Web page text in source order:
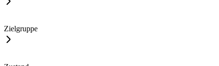
Zielgruppe